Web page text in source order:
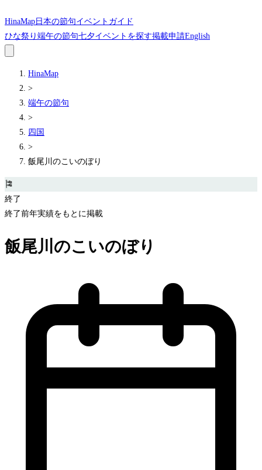
HinaMap 日本の節句イベントガイド
ひな祭り 端午の節句七夕イベントを探す掲載申請English
HinaMap
>
端午の節句
>
四国
>
飯尾川のこいのぼり
🎏
終了
終了前年実績をもとに掲載
飯尾川のこいのぼり